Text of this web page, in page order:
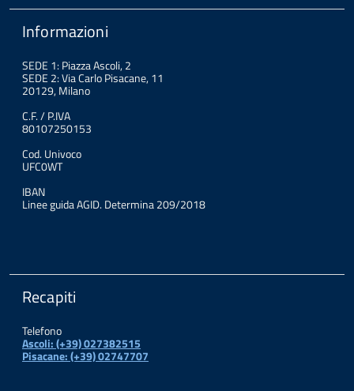
Informazioni
SEDE 1: Piazza Ascoli, 2
SEDE 2: Via Carlo Pisacane, 11
20129, Milano
C.F. / P.IVA
80107250153
Cod. Univoco
UFC0WT
IBAN
Linee guida AGID. Determina 209/2018
Recapiti
Telefono
Ascoli: (+39) 027382515
Pisacane: (+39) 02747707